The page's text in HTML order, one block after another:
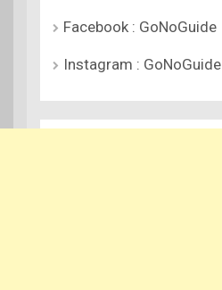
Facebook : GoNoGuide
Instagram : GoNoGuide